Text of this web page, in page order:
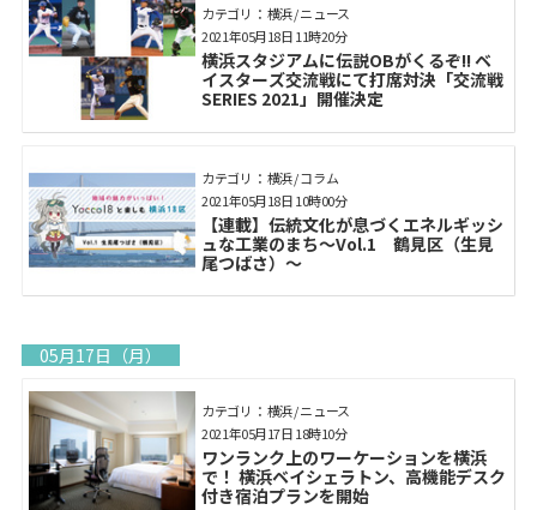
カテゴリ： 横浜 / ニュース
横浜スタジアムに伝説OBがくるぞ!! ベ
イスターズ交流戦にて打席対決「交流戦
SERIES 2021」開催決定
2021年05月18日 11時20分
カテゴリ： 横浜 / コラム
【連載】伝統文化が息づくエネルギッシ
ュな工業のまち～Vol.1 鶴見区（生見
尾つばさ）～
2021年05月18日 10時00分
05月17日（月）
カテゴリ： 横浜 / ニュース
ワンランク上のワーケーションを横浜
で！ 横浜ベイシェラトン、高機能デスク
付き宿泊プランを開始
2021年05月17日 18時10分